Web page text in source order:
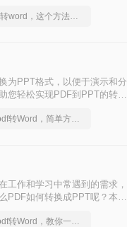
PPT格式的有效方法，帮助
pdf如何转word，这个方法简单又方便
为PPT格式，以便于演示和分
您轻松实现PDF到PPT的转
如何将pdf转Word，简单方法教你一招
工作和学习中常遇到的需求，
PDF如何转换成PPT呢？本文
如何将pdf转Word，教你一招搞定